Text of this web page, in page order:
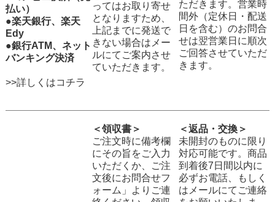
払い）
●楽天銀行、楽天
Edy
●銀行ATM、ネット
バンキング決済
>>詳しくはコチラ
ってはお取り寄せ
となりますため、
上記までに発送で
きない場合はメー
ルにてご案内させ
ていただきます。
ただきます。営業時
間外（定休日・配送
日を含む）のお問合
せは翌営業日に順次
ご回答させていただ
きます。
＜領収書＞
＜返品・交換＞
ご注文時に備考欄
にその旨をご入力
いただくか、ご注
文後にお問合せフ
ォーム」よりご連
未開封のものに限り
対応可能です。商品
到着後7日間以内に
必ずお電話、もしく
はメールにてご連絡